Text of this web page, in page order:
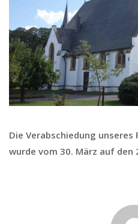
Die Verabschiedung unseres
wurde vom 30. März auf den